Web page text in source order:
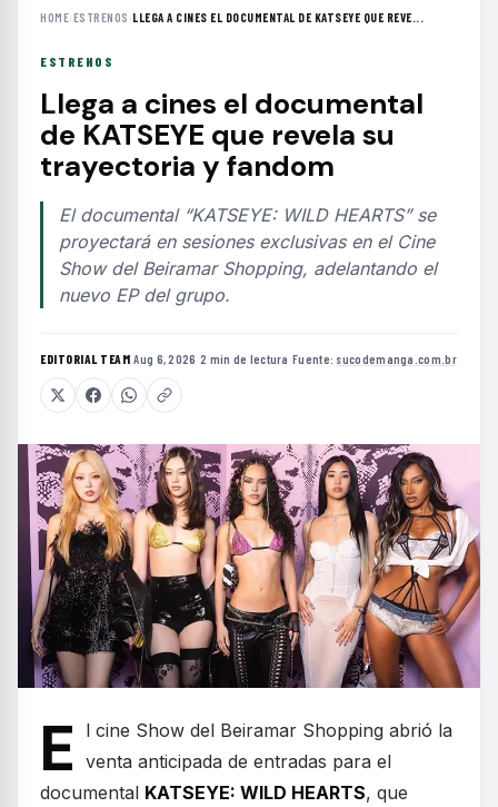
HOME›ESTRENOS ›LLEGA A CINES EL DOCUMENTAL DE KATSEYE QUE REVE...
ESTRENOS
Llega a cines el documental
de KATSEYE que revela su
trayectoria y fandom
El documental “KATSEYE: WILD HEARTS” se
proyectará en sesiones exclusivas en el Cine
Show del Beiramar Shopping, adelantando el
nuevo EP del grupo.
EDITORIAL TEAM·Aug 6, 2026 ·2 min de lectura ·Fuente: sucodemanga.com.br
E
l cine Show del Beiramar Shopping abrió la
venta anticipada de entradas para el
documental KATSEYE: WILD HEARTS, que